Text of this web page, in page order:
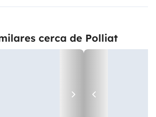
cerca de Polliat